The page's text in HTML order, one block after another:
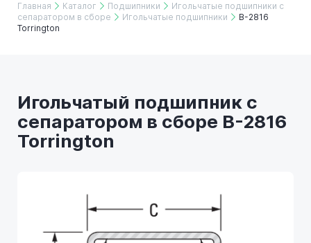
Главная Каталог Подшипники
Игольчатые подшипники с
сепаратором в сборе
Игольчатые подшипники
B-2816
Torrington
Игольчатый подшипник с
сепаратором в сборе B-2816
Torrington